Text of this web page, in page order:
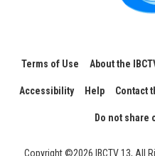
Terms of Use About the
Accessibility Help Contact
Do not share
Copyright ©2026 IBCTV 13, All